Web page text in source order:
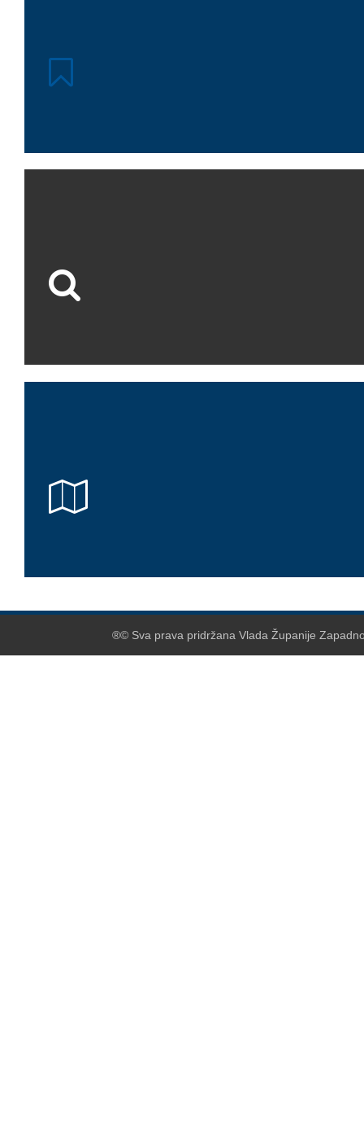
®© Sva prava pridržana Vlada Županije